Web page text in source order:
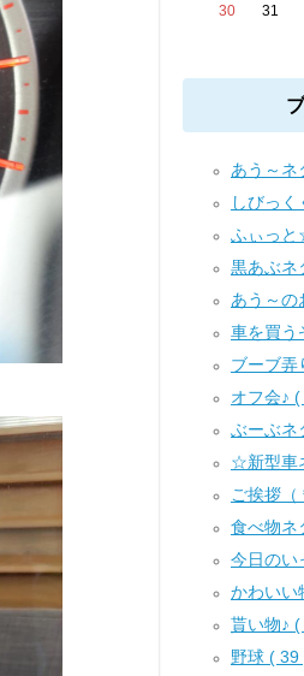
30 31
あう～
しびっ
ふぃっ
黒あぶネ
あう～の
車を買う
ブーブ弄
オフ会♪
ぶーぶネ
☆新型車
ご挨拶
食べ物
今日のい
かわいい
貰い物♪ (
野球 ( 39